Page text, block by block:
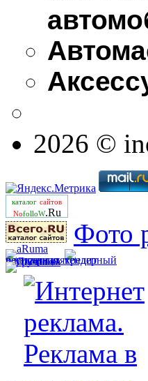
2026 ©
каталог сайтов
NofolloW.Ru
Фото